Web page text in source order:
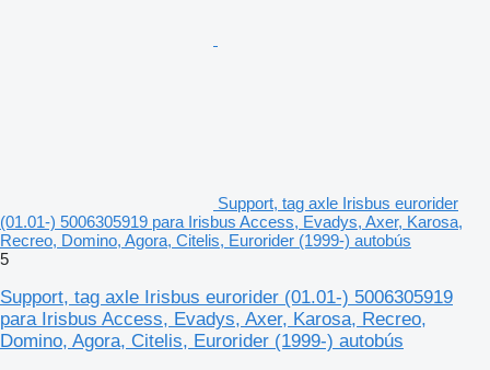
Support, tag axle Irisbus eurorider
(01.01-) 5006305919 para Irisbus Access, Evadys, Axer, Karosa,
Recreo, Domino, Agora, Citelis, Eurorider (1999-) autobús
5
Support, tag axle Irisbus eurorider (01.01-) 5006305919
para Irisbus Access, Evadys, Axer, Karosa, Recreo,
Domino, Agora, Citelis, Eurorider (1999-) autobús